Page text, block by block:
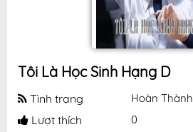
Tôi Là Học Sinh Hạng D
Tình trạng Hoàn Thành
Lượt thích 0